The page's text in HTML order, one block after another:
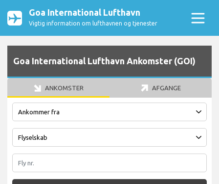
Goa International Lufthavn
Vigtig information om lufthavnen og tjenester
Goa International Lufthavn Ankomster (GOI)
ANKOMSTER AFGANGE